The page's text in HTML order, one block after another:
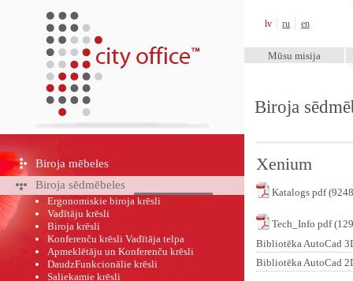
lv ru en
Mūsu misija
Biroja
Biroja mēbeles
Biroja sēdmēbeles
Ergonomiskie biroja krēsli
Vadītāju krēsli
Biroja krēsli
Konferenču krēsli Vadītāja telpa
Apmeklētāju un Konferenču krēsli
DaudzFunkcionālie krēsli
Saliekamie krēsli
Xenium
Katalogs pdf
Tech_Info pdf
Bibliotēka AutoCad
Bibliotēka AutoCad